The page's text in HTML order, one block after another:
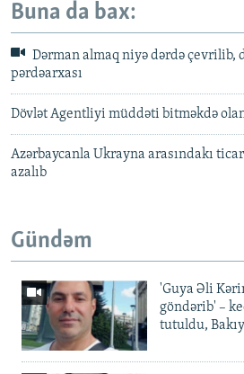
Buna da bax:
Dərman almaq niyə dərdə çevrilib,
pərdəarxası
Dövlət Agentliyi müddəti bitməkdə
Azərbaycanla Ukrayna arasındakı
azalıb
Gündəm
'Guya Əli
göndərib' –
tutuldu,